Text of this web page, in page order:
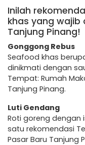
Inilah
khas yang wajib
Tanjung Pinang!
Gonggong Rebus
Seafood khas
dinikmati dengan
Tempat: Rumah
Tanjung Pinang.
Luti Gendang
Roti goreng dengan
satu rekomendasi
Pasar Baru Tanjung